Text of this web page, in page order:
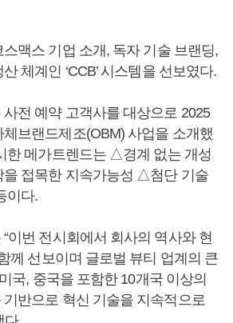
맥스 기업 소개, 독자 기술 브랜딩,
체계인 ‘CCB’ 시스템을 선보였다.
전 예약 고객사를 대상으로 2025
브랜드제조(OBM) 사업을 소개했
한 메가트렌드는 △경계 없는 개성
접목한 지속가능성 △첨단 기술
이다.
이번 전시회에서 회사의 역사와 현
께 선보이며 글로벌 뷰티 업계의 큰
국, 중국을 포함한 10개국 이상의
반으로 혁신 기술을 지속적으로